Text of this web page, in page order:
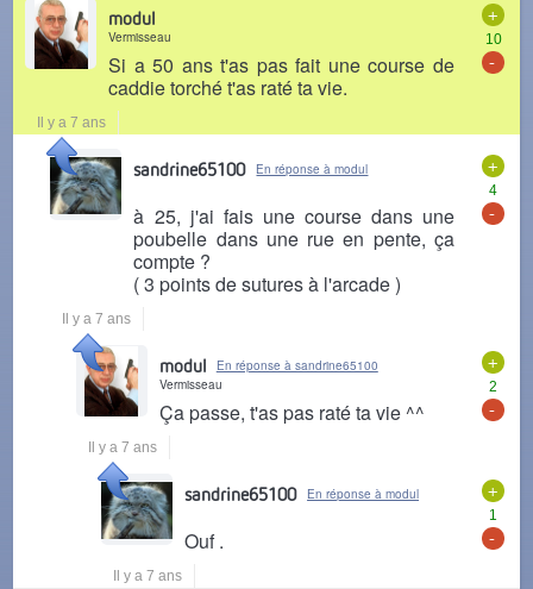
+
10
-
modul
Vermisseau
Si a 50 ans t'as pas fait une course de
caddie torché t'as raté ta vie.
Il y a 7 ans
+
4
-
sandrine65100 En réponse à modul
à 25, j'ai fais une course dans une
poubelle dans une rue en pente, ça
compte ?
( 3 points de sutures à l'arcade )
Il y a 7 ans
+
2
-
modul
En réponse à sandrine65100
Vermisseau
Ça passe, t'as pas raté ta vie ^^
Il y a 7 ans
+
1
-
sandrine65100 En réponse à modul
Ouf .
Il y a 7 ans